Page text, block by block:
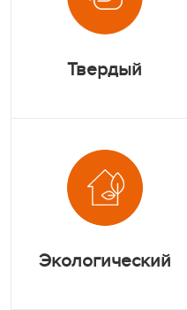
Твердый
Экологический